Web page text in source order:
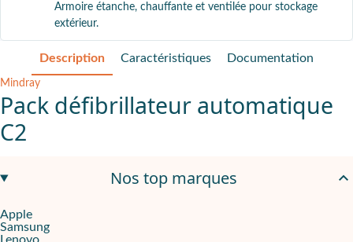
Armoire étanche, chauffante et ventilée pour stockage
extérieur.
Description Caractéristiques Documentation
Mindray
Pack défibrillateur automatique
C2
Avec sa conception compacte et légère, le Mindray C2 est
Nos top marques
Apple
Samsung